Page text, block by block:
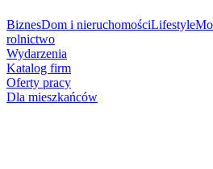
BiznesDom i nieruchomościLifestyle
rolnictwo
Wydarzenia
Katalog firm
Oferty pracy
Dla mieszkańców